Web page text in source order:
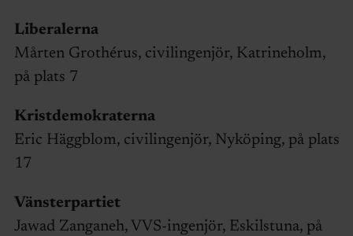
Liberalerna
Mårten Grothérus, civilingenjör, Katrineholm,
på plats 7
Kristdemokraterna
Eric Häggblom, civilingenjör, Nyköping, på plats
17
Vänsterpartiet
Jawad Zanganeh, VVS-ingenjör, Eskilstuna, på